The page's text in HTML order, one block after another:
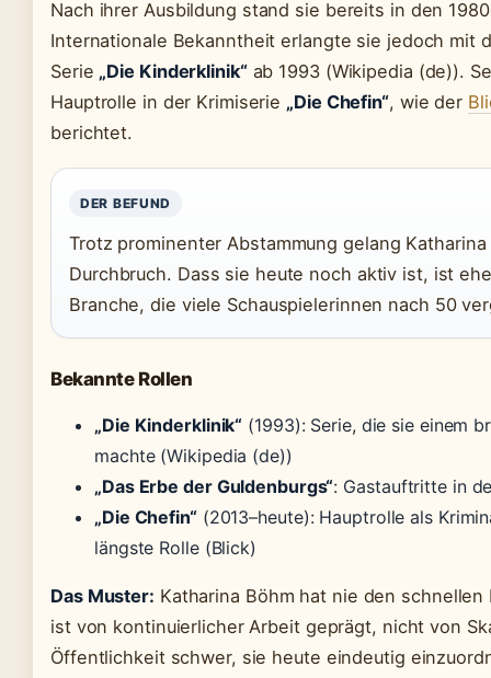
Nach ihrer Ausbildung stand sie bereits in den
Internationale Bekanntheit erlangte sie jedoch mit
Serie „Die Kinderklinik“ab 1993 (Wikipedia (de)).
Hauptrolle in der Krimiserie „Die Chefin“, wie der
berichtet.
DER BEFUND
Trotz prominenter Abstammung gelang
Durchbruch. Dass sie heute noch aktiv ist, ist
Branche, die viele Schauspielerinnen nach 50
Bekannte Rollen
„Die Kinderklinik“ (1993): Serie, die sie einem
machte (Wikipedia (de))
„Das Erbe der Guldenburgs“: Gastauftritte in
„Die Chefin“(2013–heute): Hauptrolle als
längste Rolle (Blick)
Das Muster: Katharina Böhm hat nie den schnellen
ist von kontinuierlicher Arbeit geprägt, nicht von
Öffentlichkeit schwer, sie heute eindeutig